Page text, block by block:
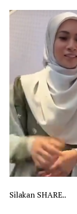
Silakan SHARE..